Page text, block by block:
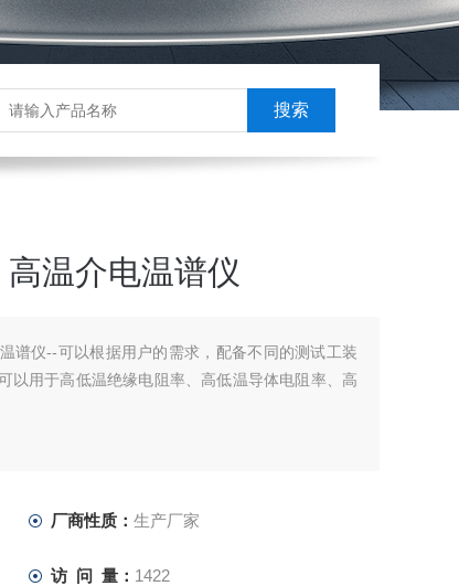
温介电温谱仪
谱仪--可以根据用户的需求，配备不同的测试工装
以用于高低温绝缘电阻率、高低温导体电阻率、高
厂商性质： 生产厂家
访 问 量： 1422